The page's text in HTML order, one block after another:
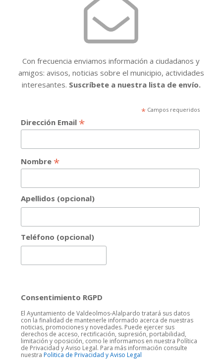
Con frecuencia enviamos información a ciudadanos y
amigos: avisos, noticias sobre el municipio, actividades
interesantes. Suscríbete a nuestra lista de envío.
*Campos requeridos
Dirección Email *
Nombre *
Apellidos (opcional)
Teléfono (opcional)
Consentimiento RGPD
El Ayuntamiento de Valdeolmos-Alalpardo tratará sus datos
con la finalidad de mantenerle informado acerca de nuestras
noticias, promociones y novedades. Puede ejercer sus
derechos de acceso, rectificación, supresión, portabilidad,
limitación y oposición, como le informamos en nuestra Política
de Privacidad y Aviso Legal. Para más información consulte
nuestra Politica de Privacidad y Aviso Legal